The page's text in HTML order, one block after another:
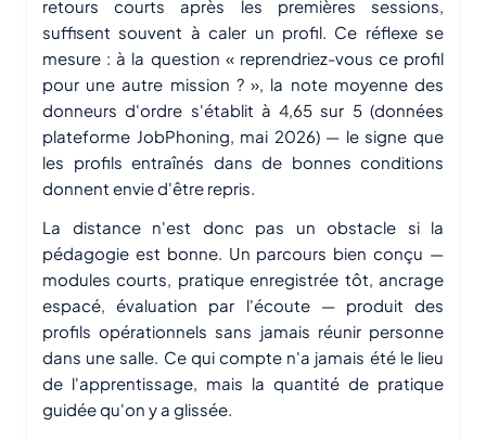
retours courts après les premières sessions,
suffisent souvent à caler un profil. Ce réflexe se
mesure : à la question « reprendriez-vous ce profil
pour une autre mission ? », la note moyenne des
donneurs d'ordre s'établit à 4,65 sur 5 (données
plateforme JobPhoning, mai 2026) — le signe que
les profils entraînés dans de bonnes conditions
donnent envie d'être repris.
La distance n'est donc pas un obstacle si la
pédagogie est bonne. Un parcours bien conçu —
modules courts, pratique enregistrée tôt, ancrage
espacé, évaluation par l'écoute — produit des
profils opérationnels sans jamais réunir personne
dans une salle. Ce qui compte n'a jamais été le lieu
de l'apprentissage, mais la quantité de pratique
guidée qu'on y a glissée.